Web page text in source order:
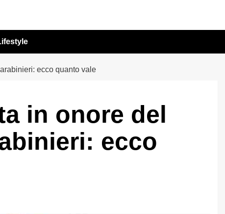
ecco quanto vale
in onore del
ecco